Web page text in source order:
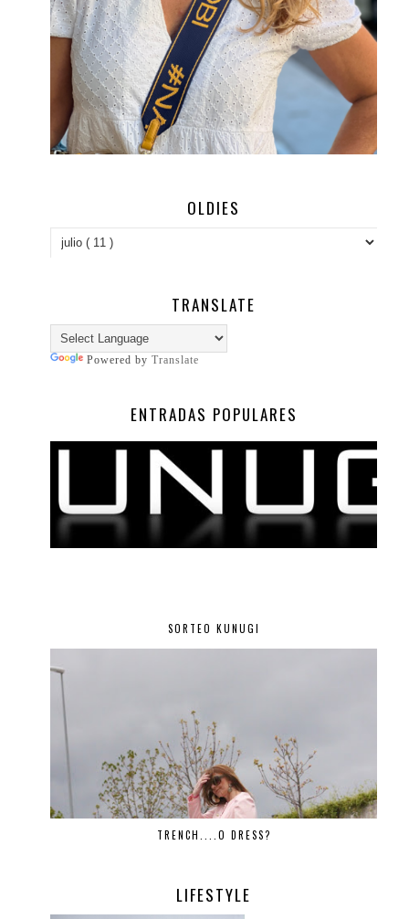
OLDIES
TRANSLATE
Powered by Translate
ENTRADAS POPULARES
SORTEO KUNUGI
TRENCH....O DRESS?
LIFESTYLE